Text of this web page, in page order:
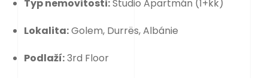
Typ nemovitosti:Studio Apartmán (1+kk)
Lokalita:Golem, Durrës, Albánie
Podlaží:3rd Floor